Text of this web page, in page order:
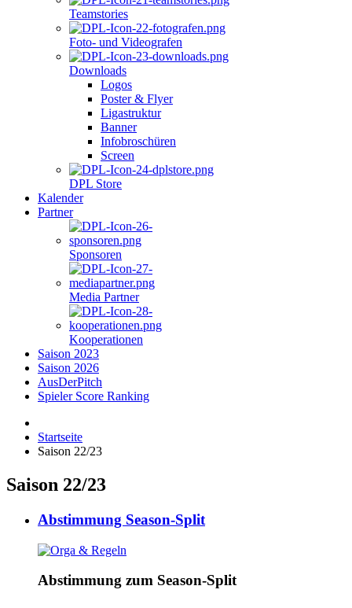
Teamstories
Foto- und Videografen
Downloads
Logos
Poster & Flyer
Ligastruktur
Banner
Infobroschüren
Screen
DPL Store
Kalender
Partner
Sponsoren
Media Partner
Kooperationen
Saison 2023
Saison 2026
AusDerPitch
Spieler Score Ranking
Startseite
Saison 22/23
Saison 22/23
Abstimmung Season-Split
Abstimmung zum Season-Split